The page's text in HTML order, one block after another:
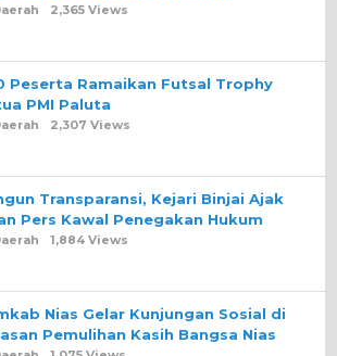
2,365 Views
Peserta Ramaikan Futsal Trophy
PMI Paluta
2,307 Views
Transparansi, Kejari Binjai Ajak
Pers Kawal Penegakan Hukum
1,884 Views
Nias Gelar Kunjungan Sosial di
Pemulihan Kasih Bangsa Nias